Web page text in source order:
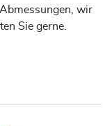
wir
Sie gerne.